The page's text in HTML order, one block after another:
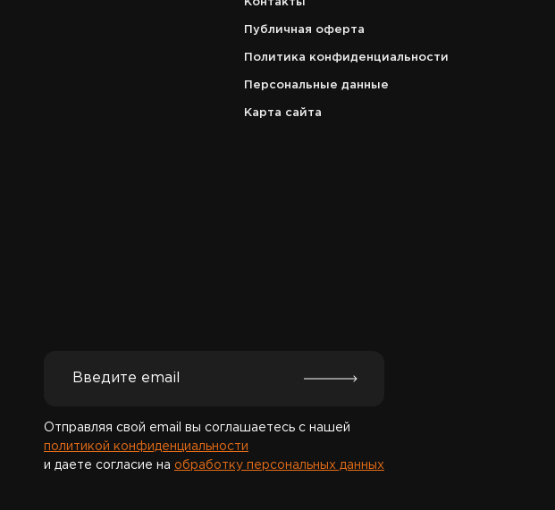
Контакты
Публичная оферта
Политика конфиденциальности
Персональные данные
Карта сайта
Отправляя свой email вы соглашаетесь с нашей
политикой конфиденциальности
и даете согласие на обработку персональных данных